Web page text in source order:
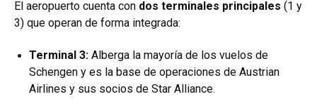
El aeropuerto cuenta con dos terminales principales (1 y
3) que operan de forma integrada:
Terminal 3: Alberga la mayoría de los vuelos de
Schengen y es la base de operaciones de Austrian
Airlines y sus socios de Star Alliance.